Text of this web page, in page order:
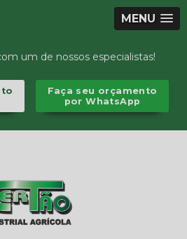
MENU
um de nossos especialistas!
Faça seu orçamento
por WhatsApp